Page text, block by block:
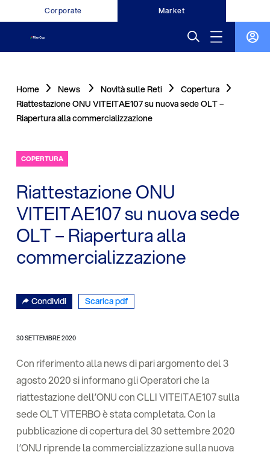
Corporate Market
Home News Novità sulle Reti
Copertura
Riattestazione ONU VITEITAE107 su nuova sede OLT –
Riapertura alla commercializzazione
COPERTURA
Riattestazione ONU
VITEITAE107 su nuova sede
OLT – Riapertura alla
commercializzazione
Condividi Scarica pdf
30 SETTEMBRE 2020
Con riferimento alla news di pari argomento del 3
agosto 2020 si informano gli Operatori che la
riattestazione dell’ONU con CLLI VITEITAE107 sulla
sede OLT VITERBO è stata completata. Con la
pubblicazione di copertura del 30 settembre 2020
l’ONU riprende la commercializzazione sulla nuova